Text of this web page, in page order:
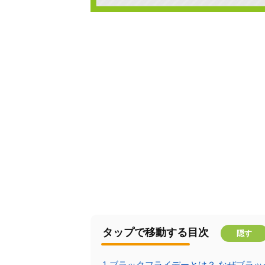
タップで移動する目次 隠す